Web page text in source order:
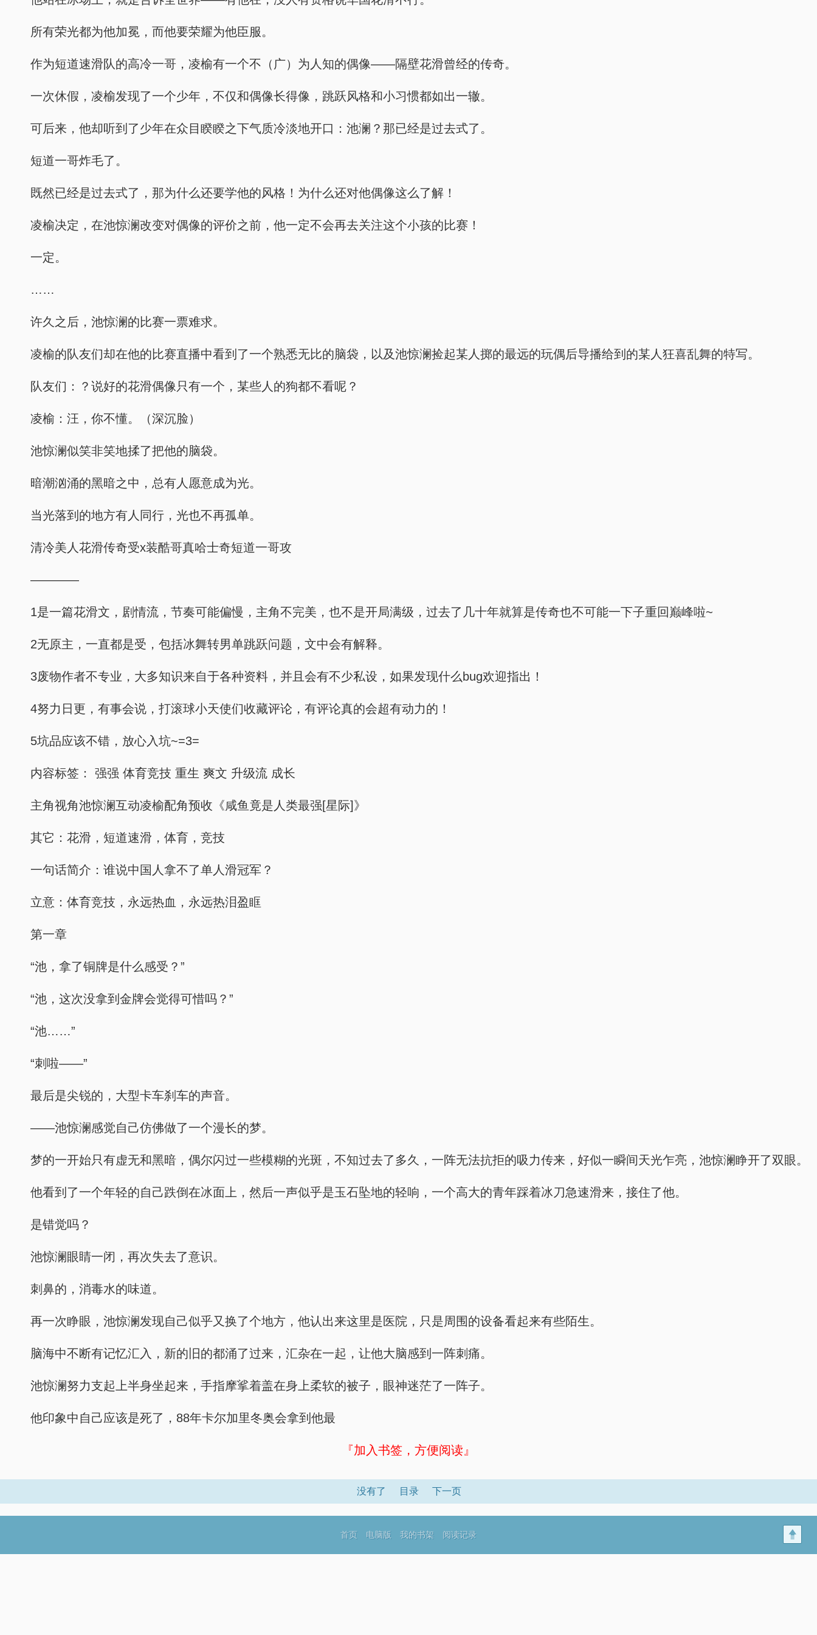
所有荣光都为他加冕，而他要荣耀为他臣服。
作为短道速滑队的高冷一哥，凌榆有一个不（广）为人知的偶像——隔壁花滑曾经的传奇。
一次休假，凌榆发现了一个少年，不仅和偶像长得像，跳跃风格和小习惯都如出一辙。
可后来，他却听到了少年在众目睽睽之下气质冷淡地开口：池澜？那已经是过去式了。
短道一哥炸毛了。
既然已经是过去式了，那为什么还要学他的风格！为什么还对他偶像这么了解！
凌榆决定，在池惊澜改变对偶像的评价之前，他一定不会再去关注这个小孩的比赛！
一定。
……
许久之后，池惊澜的比赛一票难求。
凌榆的队友们却在他的比赛直播中看到了一个熟悉无比的脑袋，以及池惊澜捡起某人掷的最远的玩偶后导播给到的某人狂喜乱舞的特写。
队友们：？说好的花滑偶像只有一个，某些人的狗都不看呢？
凌榆：汪，你不懂。（深沉脸）
池惊澜似笑非笑地揉了把他的脑袋。
暗潮汹涌的黑暗之中，总有人愿意成为光。
当光落到的地方有人同行，光也不再孤单。
清冷美人花滑传奇受x装酷哥真哈士奇短道一哥攻
————
1是一篇花滑文，剧情流，节奏可能偏慢，主角不完美，也不是开局满级，过去了几十年就算是传奇也不可能一下子重回巅峰啦~
2无原主，一直都是受，包括冰舞转男单跳跃问题，文中会有解释。
3废物作者不专业，大多知识来自于各种资料，并且会有不少私设，如果发现什么bug欢迎指出！
4努力日更，有事会说，打滚球小天使们收藏评论，有评论真的会超有动力的！
5坑品应该不错，放心入坑~=3=
内容标签： 强强 体育竞技 重生 爽文 升级流 成长
主角视角池惊澜互动凌榆配角预收《咸鱼竟是人类最强[星际]》
其它：花滑，短道速滑，体育，竞技
一句话简介：谁说中国人拿不了单人滑冠军？
立意：体育竞技，永远热血，永远热泪盈眶
第一章
“池，拿了铜牌是什么感受？”
“池，这次没拿到金牌会觉得可惜吗？”
“池……”
“刺啦——”
最后是尖锐的，大型卡车刹车的声音。
——池惊澜感觉自己仿佛做了一个漫长的梦。
梦的一开始只有虚无和黑暗，偶尔闪过一些模糊的光斑，不知过去了多久，一阵无法抗拒的吸力传来，好似一瞬间天光乍亮，池惊澜睁开了双眼。
他看到了一个年轻的自己跌倒在冰面上，然后一声似乎是玉石坠地的轻响，一个高大的青年踩着冰刀急速滑来，接住了他。
是错觉吗？
池惊澜眼睛一闭，再次失去了意识。
刺鼻的，消毒水的味道。
再一次睁眼，池惊澜发现自己似乎又换了个地方，他认出来这里是医院，只是周围的设备看起来有些陌生。
脑海中不断有记忆汇入，新的旧的都涌了过来，汇杂在一起，让他大脑感到一阵刺痛。
池惊澜努力支起上半身坐起来，手指摩挲着盖在身上柔软的被子，眼神迷茫了一阵子。
他印象中自己应该是死了，88年卡尔加里冬奥会拿到他最
『加入书签，方便阅读』
没有了 目录 下一页
首页 电脑版 我的书架 阅读记录